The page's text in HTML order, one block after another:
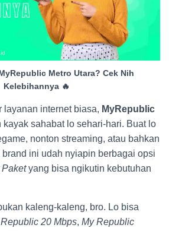
Metro Utara? Cek Nih
Kelebihannya 🔥
layanan internet biasa, MyRepublic
kayak sahabat lo sehari-hari. Buat lo
nonton streaming, atau bahkan
ini udah nyiapin berbagai opsi
yang bisa ngikutin kebutuhan
kaleng-kaleng, bro. Lo bisa
20 Mbps, My Republic